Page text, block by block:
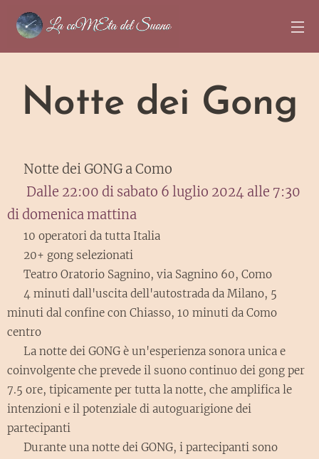
Notte dei Gong
Notte dei GONG a Como
🗓 Dalle 22:00 di sabato 6 luglio 2024 alle 7:30
di domenica mattina
👪 10 operatori da tutta Italia
🦄 20+ gong selezionati
📍 Teatro Oratorio Sagnino, via Sagnino 60, Como
🚗 4 minuti dall'uscita dell'autostrada da Milano, 5
minuti dal confine con Chiasso, 10 minuti da Como
centro
🌕 La notte dei GONG è un'esperienza sonora unica e
coinvolgente che prevede il suono continuo dei gong per
7.5 ore, tipicamente per tutta la notte, che amplifica le
intenzioni e il potenziale di autoguarigione dei
partecipanti
🛌 Durante una notte dei GONG, i partecipanti sono